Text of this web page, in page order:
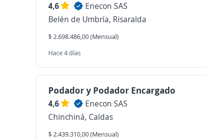
4,6
Enecon SAS
Belén de Umbría, Risaralda
$ 2.698.486,00 (Mensual)
Hace 4 días
Podador y Podador Encargado
4,6
Enecon SAS
Chinchiná, Caldas
$ 2.439.310,00 (Mensual)